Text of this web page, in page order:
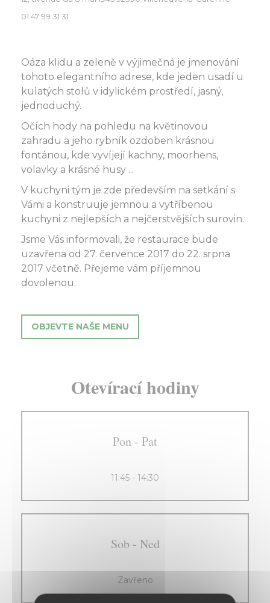
01 47 99 31 31
Oáza klidu a zeleně v výjimečná je jmenování
tohoto elegantního adrese, kde jeden usadí u
kulatých stolů v idylickém prostředí, jasný,
jednoduchý.
Očích hody na pohledu na květinovou
zahradu a jeho rybník ozdoben krásnou
fontánou, kde vyvíjejí kachny, moorhens,
volavky a krásné husy ...
V kuchyni tým je zde především na setkání s
Vámi a konstruuje jemnou a vytříbenou
kuchyni z nejlepších a nejčerstvějších surovin.
Jsme Vás informovali, že restaurace bude
uzavřena od 27. července 2017 do 22. srpna
2017 včetně. Přejeme vám příjemnou
dovolenou.
OBJEVTE NAŠE MENU
Otevírací hodiny
Pon - Pat
11:45 - 14:30
Sob - Ned
Zavřeno